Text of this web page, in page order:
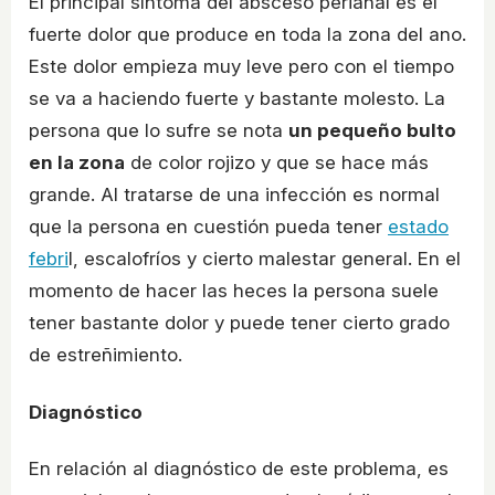
fuerte dolor que produce en toda la zona del ano.
Este dolor empieza muy leve pero con el tiempo
se va a haciendo fuerte y bastante molesto. La
persona que lo sufre se nota un pequeño bulto
en la zona de color rojizo y que se hace más
grande. Al tratarse de una infección es normal
que la persona en cuestión pueda tener estado
febril, escalofríos y cierto malestar general. En el
momento de hacer las heces la persona suele
tener bastante dolor y puede tener cierto grado
de estreñimiento.
Diagnóstico
En relación al diagnóstico de este problema, es